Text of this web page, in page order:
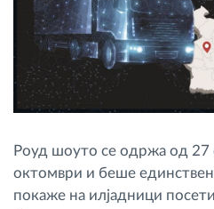
Роуд шоуто се одржа од 27
октомври и беше
покаже на илјадници